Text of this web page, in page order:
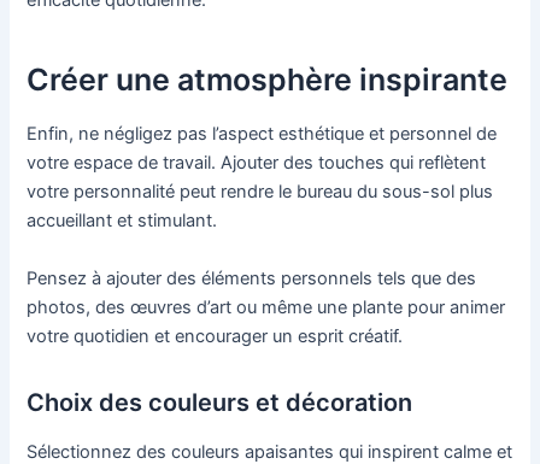
Créer une atmosphère inspirante
Enfin, ne négligez pas l’aspect esthétique et personnel de
votre espace de travail. Ajouter des touches qui reflètent
votre personnalité peut rendre le bureau du sous-sol plus
accueillant et stimulant.
Pensez à ajouter des éléments personnels tels que des
photos, des œuvres d’art ou même une plante pour animer
votre quotidien et encourager un esprit créatif.
Choix des couleurs et décoration
Sélectionnez des couleurs apaisantes qui inspirent calme et